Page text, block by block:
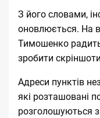
З його словами,
оновлюється. На
Тимошенко радить
зробити
Адреси пунктів
які розташовані
розголошуються